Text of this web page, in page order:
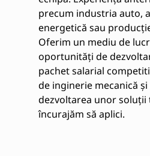
precum industria auto,
energetică sau
Oferim un mediu de
oportunități de
pachet salarial
de inginerie mecanică
dezvoltarea unor soluții
încurajăm să aplici.